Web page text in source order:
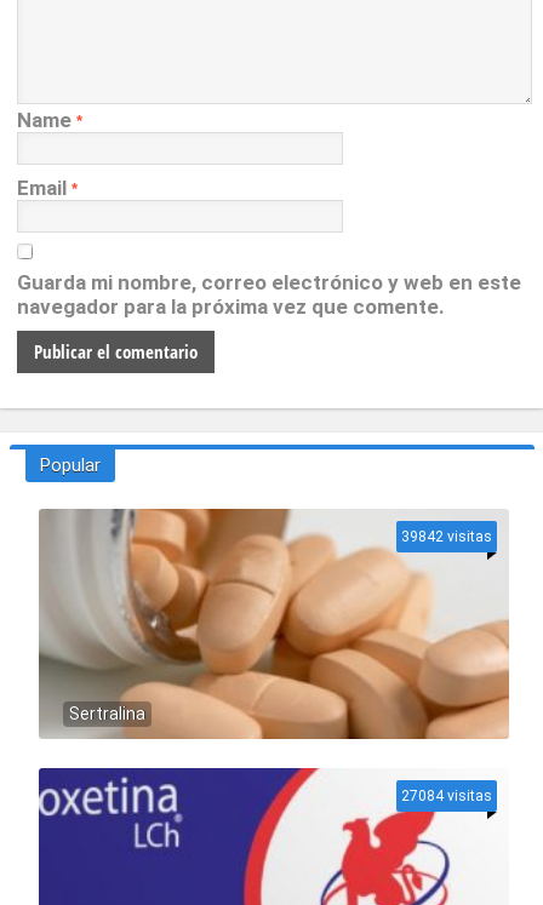
Name *
Email *
Guarda mi nombre, correo electrónico y web en este
navegador para la próxima vez que comente.
Popular
Sertralina
39842 visitas
27084 visitas